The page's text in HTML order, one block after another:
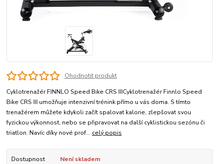
Ohodnotit produkt
Cyklotrenažér FINNLO Speed Bike CRS IIICyklotrenažér Finnlo Speed
Bike CRS III umožňuje intenzivní trénink přímo u vás doma. S tímto
trenažérem můžete kdykoli začít spalovat kalorie, zlepšovat svou
fyzickou výkonnost, nebo se připravovat na další cyklistickou sezónu či
triatlon. Navíc díky nové prof... celý popis
Dostupnost Není skladem